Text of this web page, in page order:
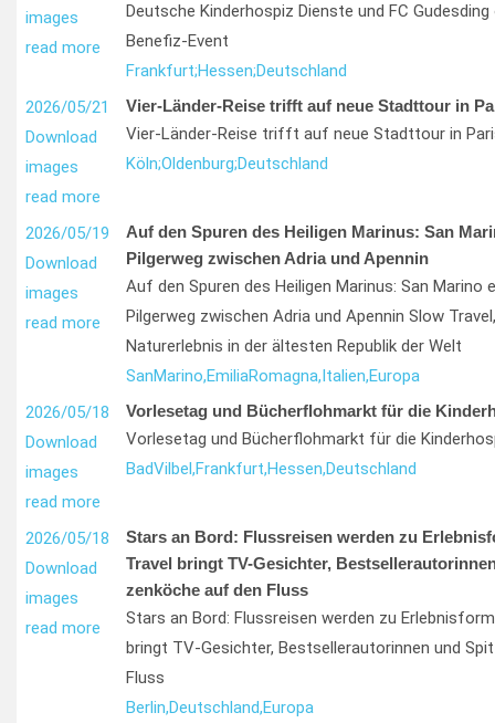
images
read more
Deutsche Kinderhospiz Dienste und FC
Benefiz-Event
Frankfurt;Hessen;Deutschland
2026/05/21
Download
images
read more
Vier-Länder-Reise trifft auf neue Stadttour in
Vier-Länder-Reise trifft auf neue Stadttour in
Köln;Oldenburg;Deutschland
2026/05/19
Download
images
read more
Auf den Spuren des Heiligen Marinus: San
Pilgerweg zwischen Adria und Apennin
Auf den Spuren des Heiligen Marinus: San
Pilgerweg zwischen Adria und Apennin Slow
Naturerlebnis in der ältesten Republik der Welt
SanMarino,EmiliaRomagna,Italien,Europa
2026/05/18
Download
images
read more
Vorlesetag und Bücherflohmarkt für die
Vorlesetag und Bücherflohmarkt für die
BadVilbel,Frankfurt,Hessen,Deutschland
2026/05/18
Download
images
read more
Stars an Bord: Flussreisen werden zu
Travel bringt TV-Gesichter,
zenköche auf den Fluss
Stars an Bord: Flussreisen werden zu
bringt TV-Gesichter, Bestsellerautorinnen und
Fluss
Berlin,Deutschland,Europa